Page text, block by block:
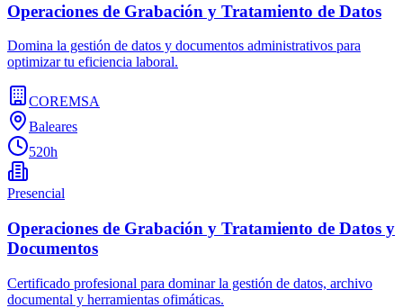
Operaciones de Grabación y Tratamiento de Datos
Domina la gestión de datos y documentos administrativos para
optimizar tu eficiencia laboral.
COREMSA
Baleares
520h
Presencial
Operaciones de Grabación y Tratamiento de Datos y
Documentos
Certificado profesional para dominar la gestión de datos, archivo
documental y herramientas ofimáticas.